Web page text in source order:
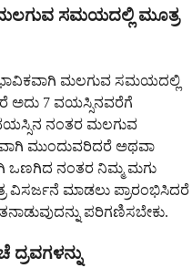
ಮಲಗುವ ಸಮಯದಲ್ಲಿ ಮೂತ್ರ
ಮಲಗುವ ಸಮಯದಲ್ಲಿ
ಅದು 7 ವಯಸ್ಸಿನವರೆಗೆ
ನಂತರ ಮಲಗುವ
ಮುಂದುವರಿದರೆ ಅಥವಾ
ಒಣಗಿದ ನಂತರ ನಿಮ್ಮ ಮಗು
ವಿಸರ್ಜನೆ ಮಾಡಲು ಪ್ರಾರಂಭಿಸಿದರೆ
ಪರಿಗಣಿಸಬೇಕು.